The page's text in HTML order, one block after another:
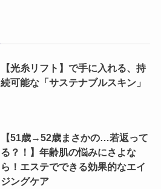
【光糸リフト】で手に入れる、持
続可能な「サステナブルスキン」
【51歳→52歳まさかの…若返って
る？！】年齢肌の悩みにさよな
ら！エステでできる効果的なエイ
ジングケア